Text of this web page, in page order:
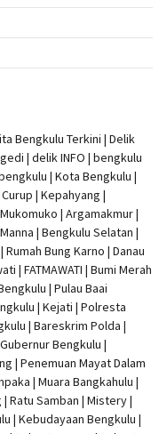
Bengkulu Terkini | Delik
| delik INFO | bengkulu
| Kota Bengkulu |
| Kepahyang |
| Argamakmur |
| Bengkulu Selatan |
Rumah Bung Karno | Danau
| FATMAWATI | Bumi Merah
| Pulau Baai
| Kejati | Polresta
| Bareskrim Polda |
Gubernur Bengkulu |
| Penemuan Mayat Dalam
| Muara Bangkahulu |
Ratu Samban | Mistery |
| Kebudayaan Bengkulu |